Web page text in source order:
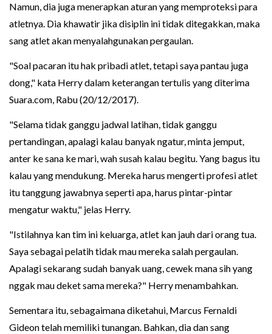
Namun, dia juga menerapkan aturan yang memproteksi para
atletnya. Dia khawatir jika disiplin ini tidak ditegakkan, maka
sang atlet akan menyalahgunakan pergaulan.
"Soal pacaran itu hak pribadi atlet, tetapi saya pantau juga
dong," kata Herry dalam keterangan tertulis yang diterima
Suara.com, Rabu (20/12/2017).
"Selama tidak ganggu jadwal latihan, tidak ganggu
pertandingan, apalagi kalau banyak ngatur, minta jemput,
anter ke sana ke mari, wah susah kalau begitu. Yang bagus itu
kalau yang mendukung. Mereka harus mengerti profesi atlet
itu tanggung jawabnya seperti apa, harus pintar-pintar
mengatur waktu," jelas Herry.
"Istilahnya kan tim ini keluarga, atlet kan jauh dari orang tua.
Saya sebagai pelatih tidak mau mereka salah pergaulan.
Apalagi sekarang sudah banyak uang, cewek mana sih yang
nggak mau deket sama mereka?" Herry menambahkan.
Sementara itu, sebagaimana diketahui, Marcus Fernaldi
Gideon telah memiliki tunangan. Bahkan, dia dan sang